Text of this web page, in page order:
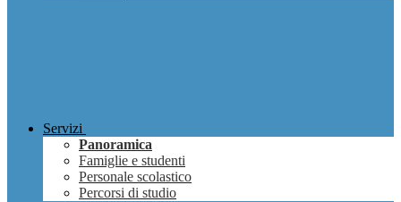
Servizi
Panoramica
Famiglie e studenti
Personale scolastico
Percorsi di studio